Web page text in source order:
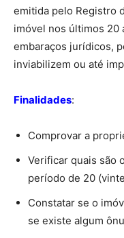
emitida pelo Registro
imóvel nos últimos 20
embaraços jurídicos,
inviabilizem ou até
Finalidades:
Comprovar a
Verificar quais são
período de 20
Constatar se o
se existe algum